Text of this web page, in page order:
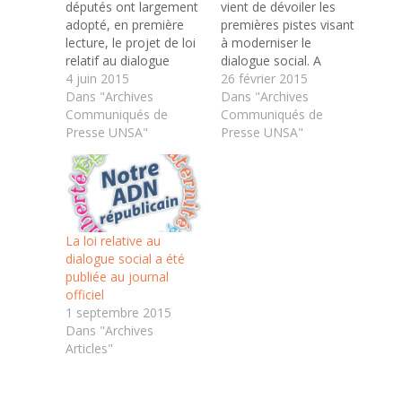
députés ont largement
adopté, en première
lecture, le projet de loi
relatif au dialogue
social et à l’emploi.
L’UNSA considère que
la loi contient des
avancées significatives
en matière de
représentation
syndicale des salariés,
de valorisation du
parcours des militants
et d’amélioration du
dialogue social.…
4 juin 2015
Dans "Archives
Communiqués de
Presse UNSA"
vient de dévoiler les
premières pistes visant
à moderniser le
dialogue social. A
première vue, l’UNSA
constate qu’une partie
importante de ses
propositions a été
26 février 2015
Dans "Archives
Communiqués de
Presse UNSA"
La loi relative au
dialogue social a été
publiée au journal
officiel
1 septembre 2015
Dans "Archives
Articles"